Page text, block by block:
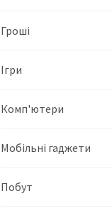
Гроші
Ігри
Комп'ютери
Мобільні гаджети
Побут